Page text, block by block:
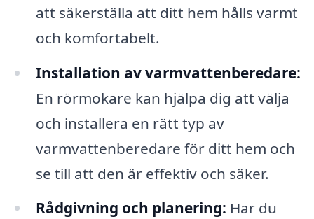
att säkerställa att ditt hem hålls varmt
och komfortabelt.
Installation av varmvattenberedare:
En rörmokare kan hjälpa dig att välja
och installera en rätt typ av
varmvattenberedare för ditt hem och
se till att den är effektiv och säker.
Rådgivning och planering: Har du